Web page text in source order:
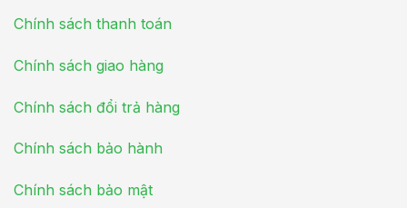
Chính sách thanh toán
Chính sách giao hàng
Chính sách đổi trả hàng
Chính sách bảo hành
Chính sách bảo mật